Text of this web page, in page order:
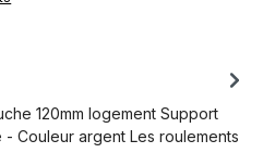
120mm logement Support
- Couleur argent Les roulements